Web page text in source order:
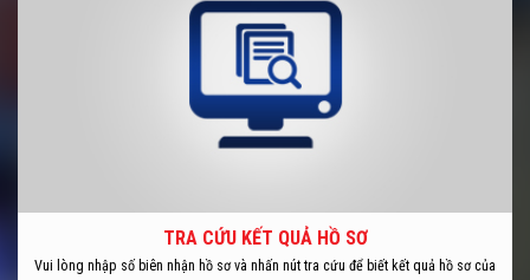
TRA CỨU KẾT QUẢ HỒ SƠ
Vui lòng nhập số biên nhận hồ sơ và nhấn nút tra cứu để biết kết quả hồ sơ của